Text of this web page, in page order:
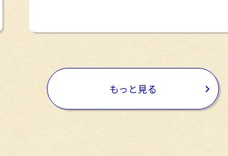
もっと見る